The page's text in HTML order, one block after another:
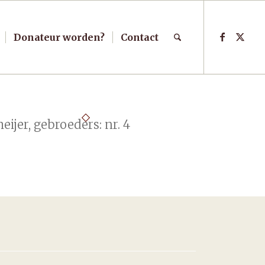
Donateur worden? Contact
gebroeders: nr. 4